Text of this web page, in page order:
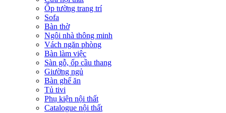
Ốp tường trang trí
Sofa
Bàn thờ
Ngôi nhà thông minh
Vách ngăn phòng
Bàn làm việc
Sàn gỗ, ốp cầu thang
Giường ngủ
Bàn ghế ăn
Tủ tivi
Phụ kiện nội thất
Catalogue nội thất